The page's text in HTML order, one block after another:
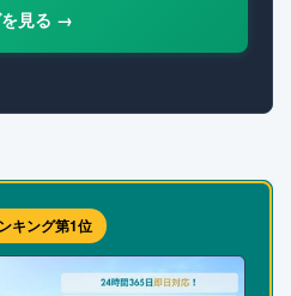
を見る →
キング第1位